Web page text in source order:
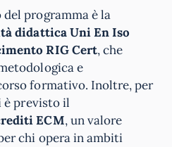
programma è la
didattica Uni En Iso
RIG Cert, che
e
formativo. Inoltre, per
previsto il
ECM, un valore
chi opera in ambiti